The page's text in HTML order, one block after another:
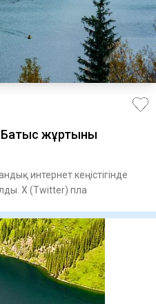
жұртының
интернет кеңістігінде
X (Twitter) пла